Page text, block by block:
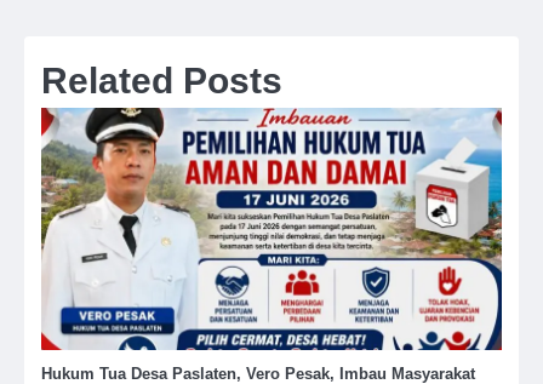
Related Posts
Hukum Tua Desa Paslaten, Vero Pesak, Imbau Masyarakat